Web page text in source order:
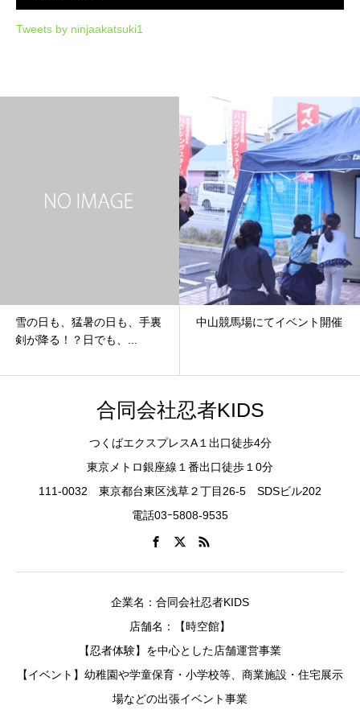
Tweets by ninjaakatsuki1
雪の日も、猛暑の日も、手裏
剣が降る！？日でも、...
中山競馬場にてイベント開催
合同会社忍者KIDS
つくばエクスプレスA１出口徒歩4分
東京メトロ銀座線１番出口徒歩１0分
111-0032 東京都台東区浅草２丁目26-5 SDSビル202
電話03ｰ5808-9535
企業名：合同会社忍者KIDS
店舗名：【時空館】
【忍者体験】を中心とした店舗運営事業
【イベント】幼稚園や学童保育・小学校等、商業施設・住宅展示
場などの出張イベント事業